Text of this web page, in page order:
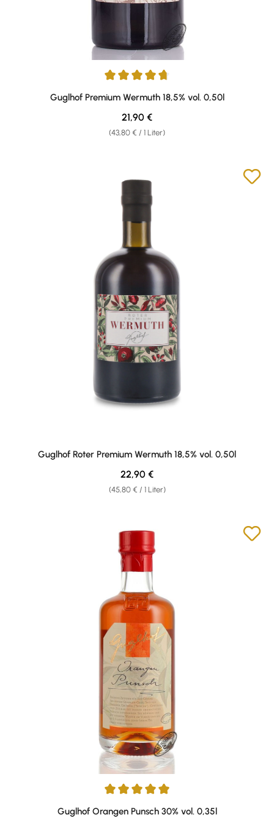
Durchschnittliche Bewertung von 4.83 von 5 Sternen
Guglhof Premium Wermuth 18,5% vol. 0,50l
(43,80 € / 1 Liter)
Regulärer Preis:
21,90 €
Guglhof Roter Premium Wermuth 18,5% vol. 0,50l
(45,80 € / 1 Liter)
Regulärer Preis:
22,90 €
Durchschnittliche Bewertung von 5 von 5 Sternen
Guglhof Orangen Punsch 30% vol. 0,35l